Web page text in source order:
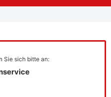
Sie sich bitte an: